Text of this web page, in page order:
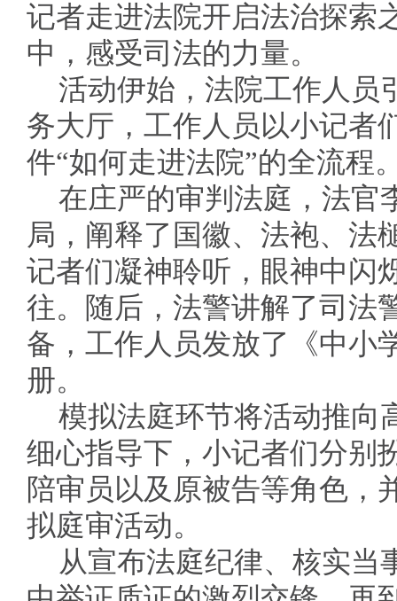
记者走进法院开启法治探索
中，感受司法的力量。
活动伊始，法院工作人员
务大厅，工作人员以小记者
件“如何走进法院”的全流程
在庄严的审判法庭，法官
局，阐释了国徽、法袍、法
记者们凝神聆听，眼神中闪
往。随后，法警讲解了司法
备，工作人员发放了《中小
册。
模拟法庭环节将活动推向
细心指导下，小记者们分别
陪审员以及原被告等角色，
拟庭审活动。
从宣布法庭纪律、核实当